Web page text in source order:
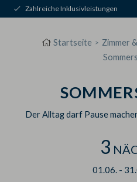
Zahlreiche Inklusivleistungen
Startseite Zimmer
Der Alltag darf Pause
3
01.06. -